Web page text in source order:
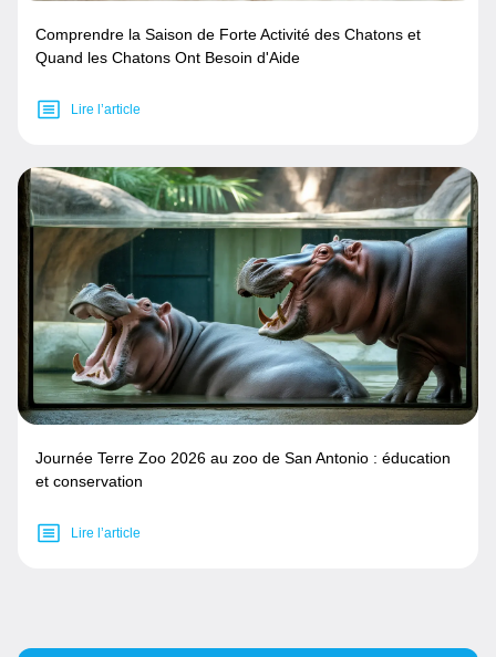
Comprendre la Saison de Forte Activité des Chatons et
Quand les Chatons Ont Besoin d'Aide
Lire l’article
Journée Terre Zoo 2026 au zoo de San Antonio : éducation
et conservation
Lire l’article